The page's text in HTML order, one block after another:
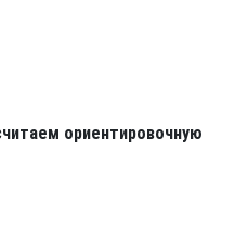
ориентировочную